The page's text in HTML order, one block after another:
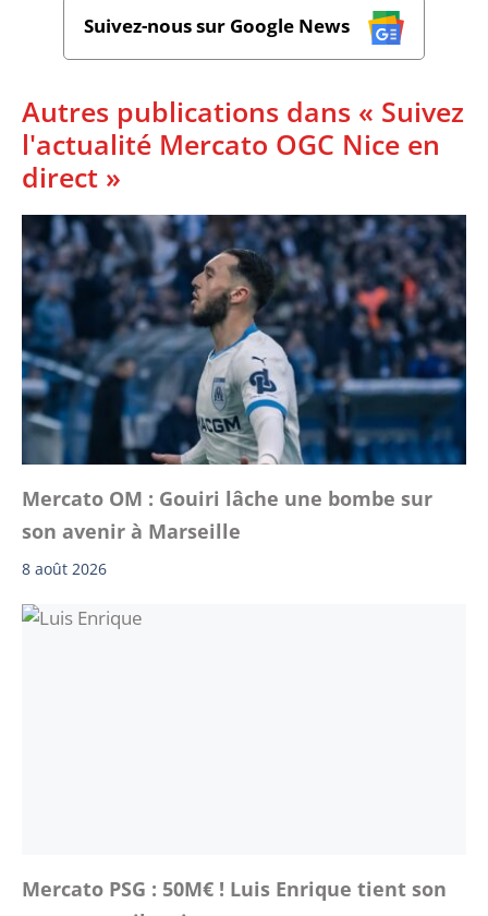
Suivez-nous sur Google News
Autres publications dans « Suivez
l'actualité Mercato OGC Nice en
direct »
Mercato OM : Gouiri lâche une bombe sur
son avenir à Marseille
8 août 2026
Mercato PSG : 50M€ ! Luis Enrique tient son